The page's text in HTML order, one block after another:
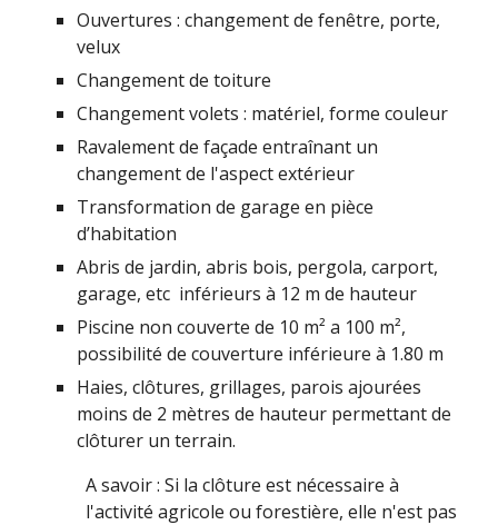
Ouvertures : changement de fenêtre, porte,
velux
Changement de toiture
Changement volets : matériel, forme couleur
Ravalement de façade entraînant un
changement de l'aspect extérieur
Transformation de garage en pièce
d’habitation
Abris de jardin, abris bois, pergola, carport,
garage, etc inférieurs à 12 m de hauteur
Piscine non couverte de 10 m² a 100 m²,
possibilité de couverture inférieure à 1.80 m
Haies, clôtures, grillages, parois ajourées
moins de 2 mètres de hauteur permettant de
clôturer un terrain.
A savoir : Si la clôture est nécessaire à
l'activité agricole ou forestière, elle n'est pas